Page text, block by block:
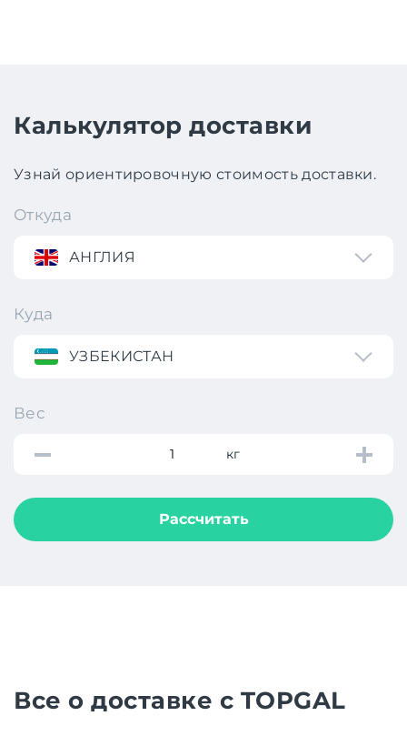
Калькулятор доставки
Узнай ориентировочную стоимость доставки.
Откуда
АНГЛИЯ
Куда
УЗБЕКИСТАН
Вес
кг
Рассчитать
Все о доставке с TOPGAL